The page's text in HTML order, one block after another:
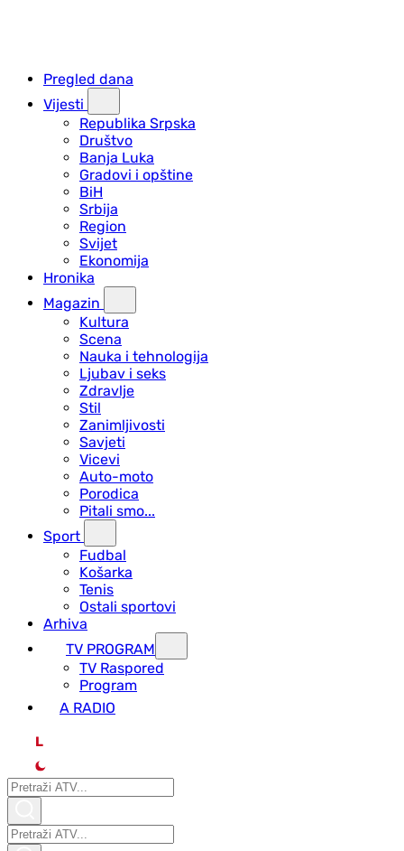
Pregled dana
Vijesti
Republika Srpska
Društvo
Banja Luka
Gradovi i opštine
BiH
Srbija
Region
Svijet
Ekonomija
Hronika
Magazin
Kultura
Scena
Nauka i tehnologija
Ljubav i seks
Zdravlje
Stil
Zanimljivosti
Savjeti
Vicevi
Auto-moto
Porodica
Pitali smo...
Sport
Fudbal
Košarka
Tenis
Ostali sportovi
Arhiva
TV PROGRAM
ТV Raspored
Program
A RADIO
L